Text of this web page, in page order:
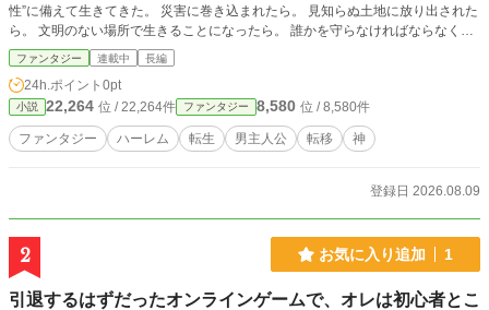
性”に備えて生きてきた。 災害に巻き込まれたら。 見知らぬ土地に放り出された
ら。 文明のない場所で生きることになったら。 誰かを守らなければならなくな
ったら。 そして――もし、本当に異世界へ行くことになったら。 現代で33年間
を生きてきた男は、ある日突然、異世界「アルテア大陸」へと転移する。 見た
目は25歳。 与えられた能力は――《想定録》。 それは、彼がこれまで積み重ね
てきた「もしも」の経験と知識を、異世界で力へと変える能力だった。 魔物。
剣と魔法。 未知の文化。 国家同士の思惑。 そして、常識の通用しない世界。 普
通なら恐怖する状況でも、彼は冷静だった。 なぜなら―― 「想定していた」 か
み重ねてきた経験そのものを武器にして、未知の世界へ挑む男の物語。 「異世
界転移なんて、ありえない？」 ――もちろん、それも想定内だ。
ファンタジー 連載中 長編
24h.ポイント 0pt
小説 22,264 位 / 22,264件 ファンタジー 8,580 位 / 8,580件
ファンタジー ハーレム 転生 男主人公 転移 神
登録日 2026.08.09
2 お気に入り追加 1
引退するはずだったオンラインゲームで、オレは初心者とこ